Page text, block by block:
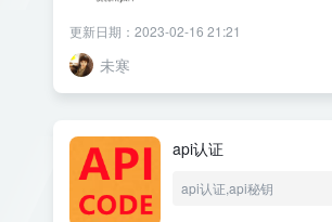
更新日期：2023-02-16 21:21
未寒
api认证
api认证,api秘钥